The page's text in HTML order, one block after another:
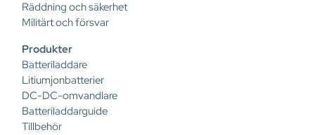
Räddning och säkerhet
Militärt och försvar
Produkter
Batteriladdare
Litiumjonbatterier
DC-DC-omvandlare
Batteriladdarguide
Tillbehör